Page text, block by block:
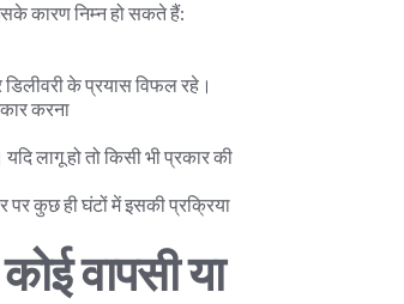
कारण निम्न हो सकते हैं:
डिलीवरी के प्रयास विफल रहे।
करना
यदि लागू हो तो किसी भी प्रकार की
पर कुछ ही घंटों में इसकी प्रक्रिया
वापसी या